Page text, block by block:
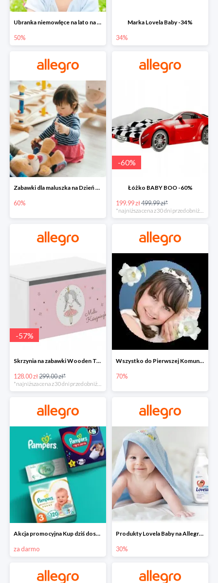
Ubranka niemowlęce na lato na Allegro do -50%
50%
Marka Lovela Baby -34%
34%
Zabawki dla maluszka na Dzień Dziecka na Allegro do -60%
60%
-60%
Łóżko BABY BOO -60%
199.99 zł499.99 zł*
*najniższa cena z 30 dni przed obniżką
-57%
Skrzynia na zabawki Wooden Toys -57%
128.00 zł299.00 zł*
Wszystko do Pierwszej Komunii na Allegro do -70%
70%
Akcja promocyjna Kup dziś dostawa jutro
za darmo
Produkty Lovela Baby na Allegro do -30%
30%